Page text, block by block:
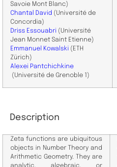
Savoie Mont Blanc)
Chantal David (Université de
Concordia)
Driss Essouabri (Université
Jean Monnet Saint Etienne)
Emmanuel Kowalski (ETH
Zürich)
Alexei Pantchichkine
(Université de Grenoble 1)
Description
Zeta functions are ubiquitous
objects in Number Theory and
Arithmetic Geometry. They are
analytic, algebraic, or